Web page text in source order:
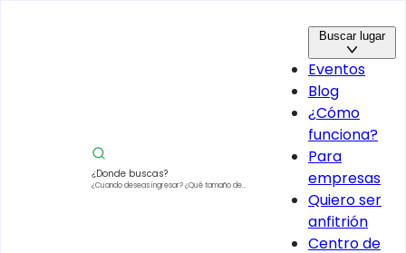
¿Donde buscas?
¿Cuando deseas ingresar?¿Qué tamaño de
Buscar lugar
Eventos
Blog
¿Cómo
funciona?
Para
empresas
Quiero ser
anfitrión
Centro de